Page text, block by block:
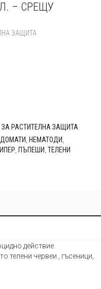
– СРЕЩУ
ЗАЩИТА
ЗА РАСТИТЕЛНА ЗАЩИТА
ДОМАТИ НЕМАТОДИ
ПЪПЕШИ ТЕЛЕНИ
действие.
телени червеи , гъсеници,